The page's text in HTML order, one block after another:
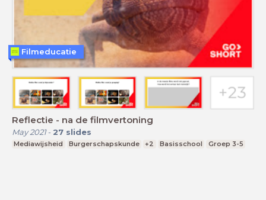
Reflectie - na de filmvertoning
May 2021- 27 slides
Mediawijsheid Burgerschapskunde +2 Basisschool Groep 3-5
Filmeducatie